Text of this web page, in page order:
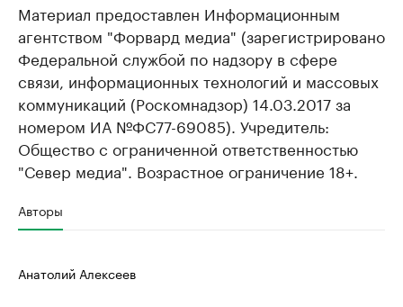
Материал предоставлен Информационным
агентством "Форвард медиа" (зарегистрировано
Федеральной службой по надзору в сфере
связи, информационных технологий и массовых
коммуникаций (Роскомнадзор) 14.03.2017 за
номером ИА №ФС77-69085). Учредитель:
Общество с ограниченной ответственностью
"Север медиа". Возрастное ограничение 18+.
Авторы
Анатолий Алексеев